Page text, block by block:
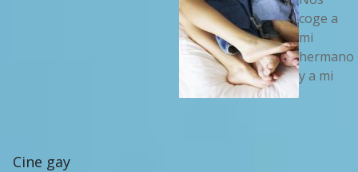
coge a
mi
hermano
y a mi
Cine gay